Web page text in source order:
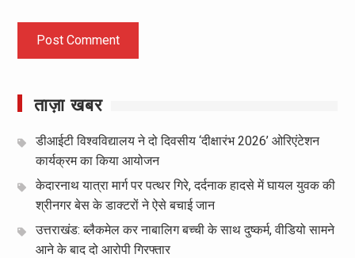
ताज़ा खबर
डीआईटी विश्वविद्यालय ने दो दिवसीय ‘दीक्षारंभ 2026’ ओरिएंटेशन
कार्यक्रम का किया आयोजन
केदारनाथ यात्रा मार्ग पर पत्थर गिरे, दर्दनाक हादसे में घायल युवक की
श्रीनगर बेस के डाक्टरों ने ऐसे बचाई जान
उत्तराखंड: ब्लैकमेल कर नाबालिग बच्ची के साथ दुष्कर्म, वीडियो सामने
आने के बाद दो आरोपी गिरफ्तार